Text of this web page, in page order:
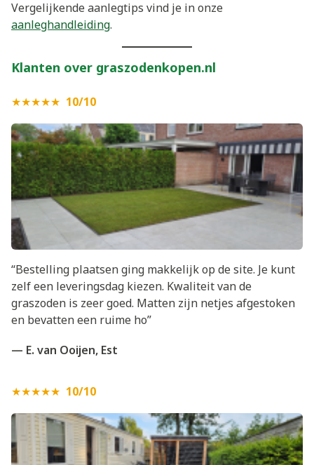
Vergelijkende aanlegtips vind je in onze
aanleghandleiding.
Klanten over graszodenkopen.nl
★★★★★ 10/10
“Bestelling plaatsen ging makkelijk op de site. Je kunt
zelf een leveringsdag kiezen. Kwaliteit van de
graszoden is zeer goed. Matten zijn netjes afgestoken
en bevatten een ruime ho”
— E. van Ooijen, Est
★★★★★ 10/10